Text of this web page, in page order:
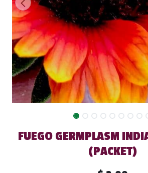
FUEGO GERMPLASM
(PACKET)